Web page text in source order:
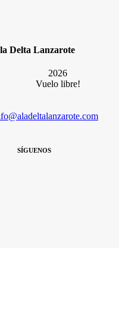
Delta Lanzarote
2026
Vuelo libre!
SÍGUENOS